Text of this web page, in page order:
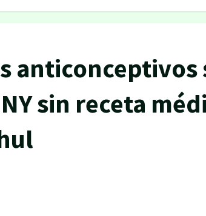
anticonceptivos
sin receta